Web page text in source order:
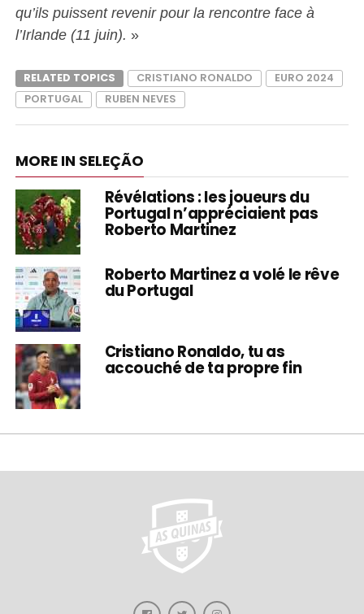
qu’ils puissent revenir pour la rencontre face à
l’Irlande (11 juin). »
RELATED TOPICS CRISTIANO RONALDO
EURO 2024
PORTUGAL
RUBEN NEVES
MORE IN SELEÇÃO
Révélations : les joueurs du
Portugal n’appréciaient pas
Roberto Martinez
Roberto Martinez a volé le rêve
du Portugal
Cristiano Ronaldo, tu as
accouché de ta propre fin